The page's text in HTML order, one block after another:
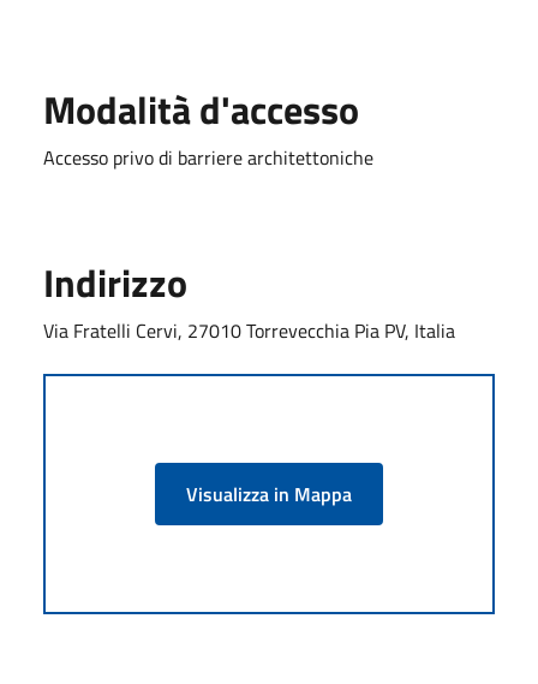
Modalità d'accesso
Accesso privo di barriere architettoniche
Indirizzo
Via Fratelli Cervi, 27010 Torrevecchia Pia PV, Italia
Visualizza in Mappa